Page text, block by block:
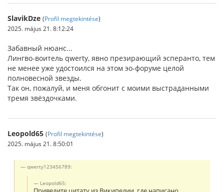
SlavikDze (Profil megtekintése)
2025. május 21. 8:12:24
Забавный нюанс...
Лингво-воитель qwerty, явно презирающий эсперанто, тем
не менее уже удостоился на этом эо-форуме целой
полновесной звезды.
Так он, пожалуй, и меня обгонит с моими выстраданными
тремя звёздочками.
Leopold65 (Profil megtekintése)
2025. május 21. 8:50:01
qwerty123456789:
Leopold65: